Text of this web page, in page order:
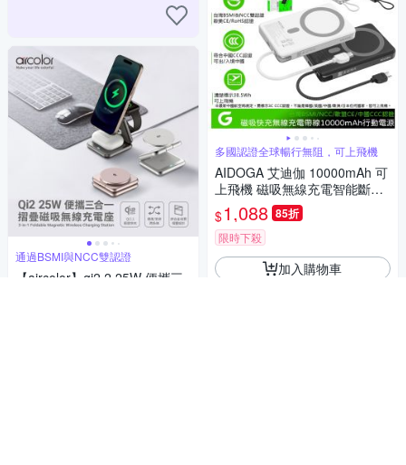
通過BSMI與NCC雙認證
【aircolor】qi2.2 25W 便攜三
多國認證全球暢行無阻，可上飛機
AIDOGA 艾迪伽 10000mAh 可
上飛機 磁吸無線充電智能斷電
行動電源 PD自帶雙向快充線 W
h/台灣BSMI/中國CCC+QRCod
e/歐美CE認證
$1,088 85折
限時下殺
加入購物車